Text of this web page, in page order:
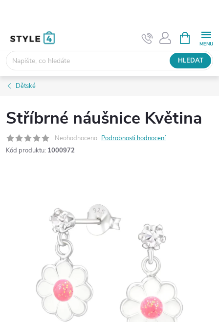
HLEDAT
NÁKUPNÍ
KOŠÍK
Dětské
Stříbrné náušnice Květina
Neohodnoceno Podrobnosti hodnocení
Kód produktu: 1000972